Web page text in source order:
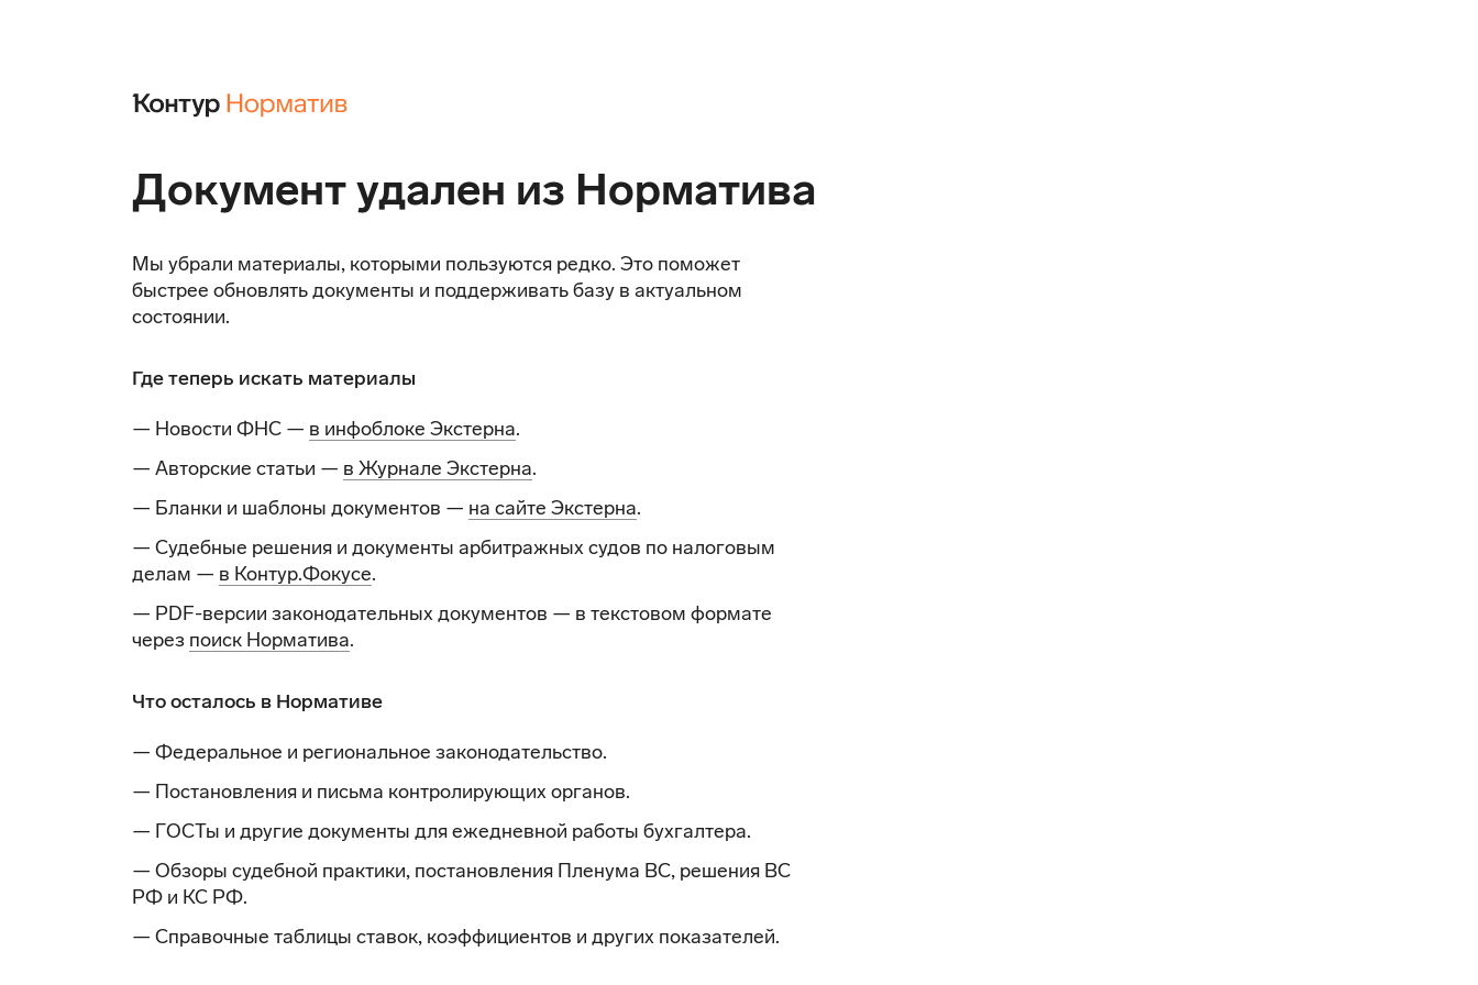
Документ удален из Норматива
Мы убрали материалы, которыми пользуются редко. Это поможет
быстрее обновлять документы и поддерживать базу в актуальном
состоянии.
Где теперь искать материалы
— Новости ФНС — в инфоблоке Экстерна.
— Авторские статьи — в Журнале Экстерна.
— Бланки и шаблоны документов — на сайте Экстерна.
— Судебные решения и документы арбитражных судов по налоговым
делам — в Контур.Фокусе.
— PDF-версии законодательных документов — в текстовом формате
через поиск Норматива.
Что осталось в Нормативе
— Федеральное и региональное законодательство.
— Постановления и письма контролирующих органов.
— ГОСТы и другие документы для ежедневной работы бухгалтера.
— Обзоры судебной практики, постановления Пленума ВС, решения ВС
РФ и КС РФ.
— Справочные таблицы ставок, коэффициентов и других показателей.